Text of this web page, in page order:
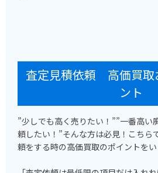
査定見積依頼 高価買取
ント
”少しでも高く売りたい！””一番高い
頼したい！”そんな方は必見！こちら
頼をする時の高価買取のポイントをい